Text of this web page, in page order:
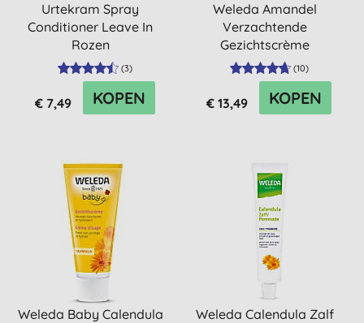
Urtekram Spray
Conditioner Leave In
Rozen
(3)
€ 7,49 KOPEN
Weleda Amandel
Verzachtende
Gezichtscrème
(10)
€ 13,49 KOPEN
Weleda Baby Calendula
Weleda Calendula Zalf